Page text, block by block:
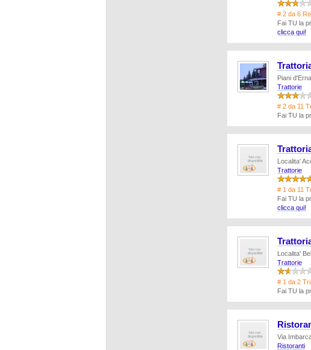
# 2 da 6
Fai TU la
clicca qui!
Piani
Trattorie
# 2 da 11
Fai TU la
Localita'
Trattorie
# 1 da 11
Fai TU la
clicca qui!
Localita'
Trattorie
# 1 da 2
Fai TU la
Via
Ristoranti